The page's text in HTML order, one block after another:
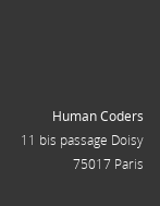
Human Coders
11 bis passage Doisy
75017 Paris